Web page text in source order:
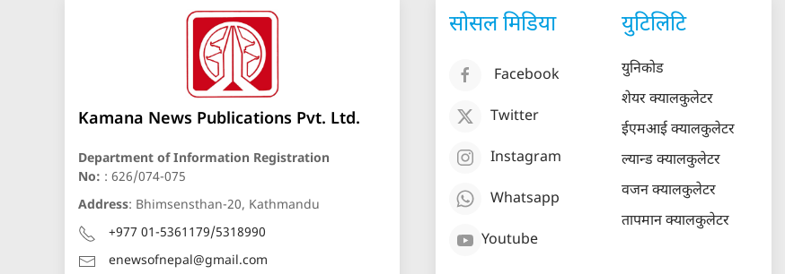
Kamana News Publications Pvt. Ltd.
Department of Information Registration
No: : 626/074-075
Address: Bhimsensthan-20, Kathmandu
+977 01-5361179/5318990
enewsofnepal@gmail.com
सोसल मिडिया
Facebook
Twitter
Instagram
Whatsapp
Youtube
युटिलिटि
युनिकोड
शेयर क्यालकुलेटर
ईएमआई क्यालकुलेटर
ल्यान्ड क्यालकुलेटर
वजन क्यालकुलेटर
तापमान क्यालकुलेटर